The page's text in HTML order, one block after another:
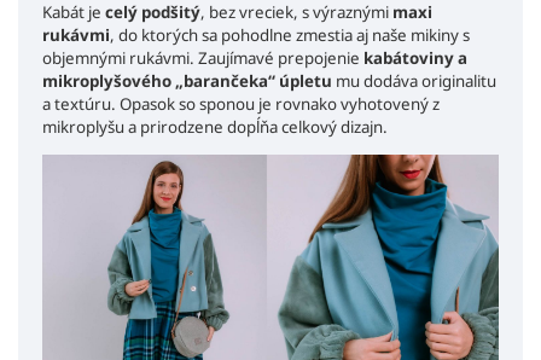
Kabát je celý podšitý, bez vreciek, s výraznými maxi
rukávmi, do ktorých sa pohodlne zmestia aj naše mikiny s
objemnými rukávmi. Zaujímavé prepojenie kabátoviny a
mikroplyšového „barančeka“ úpletu mu dodáva originalitu
a textúru. Opasok so sponou je rovnako vyhotovený z
mikroplyšu a prirodzene dopĺňa celkový dizajn.